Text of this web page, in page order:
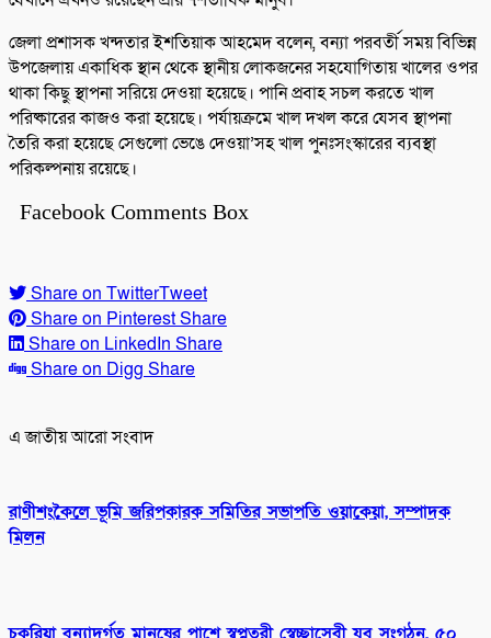
জেলা প্রশাসক খন্দতার ইশতিয়াক আহমেদ বলেন, বন্যা পরবর্তী সময় বিভিন্ন
উপজেলায় একাধিক স্থান থেকে স্থানীয় লোকজনের সহযোগিতায় খালের ওপর
থাকা কিছু স্থাপনা সরিয়ে দেওয়া হয়েছে। পানি প্রবাহ সচল করতে খাল
পরিষ্কারের কাজও করা হয়েছে। পর্যায়ক্রমে খাল দখল করে যেসব স্থাপনা
তৈরি করা হয়েছে সেগুলো ভেঙে দেওয়া’সহ খাল পুনঃসংস্কারের ব্যবস্থা
পরিকল্পনায় রয়েছে।
Facebook Comments Box
Share on TwitterTweet
Share on PinterestShare
Share on LinkedInShare
Share on Digg Share
এ জাতীয় আরো সংবাদ
রাণীশংকৈলে ভূমি জরিপকারক সমিতির সভাপতি ওয়াকেয়া, সম্পাদক
মিলন